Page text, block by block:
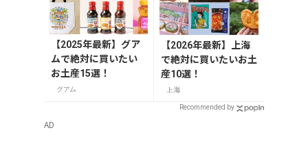
【2025年最新】グア
ムで絶対に買いたい
お土産15選！
グアム
【2026年最新】上海
で絶対に買いたいお土
産10選！
上海
Recommended by
AD